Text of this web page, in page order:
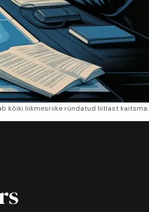
kõiki liikmesriike ründatud liitlast kaitsma.